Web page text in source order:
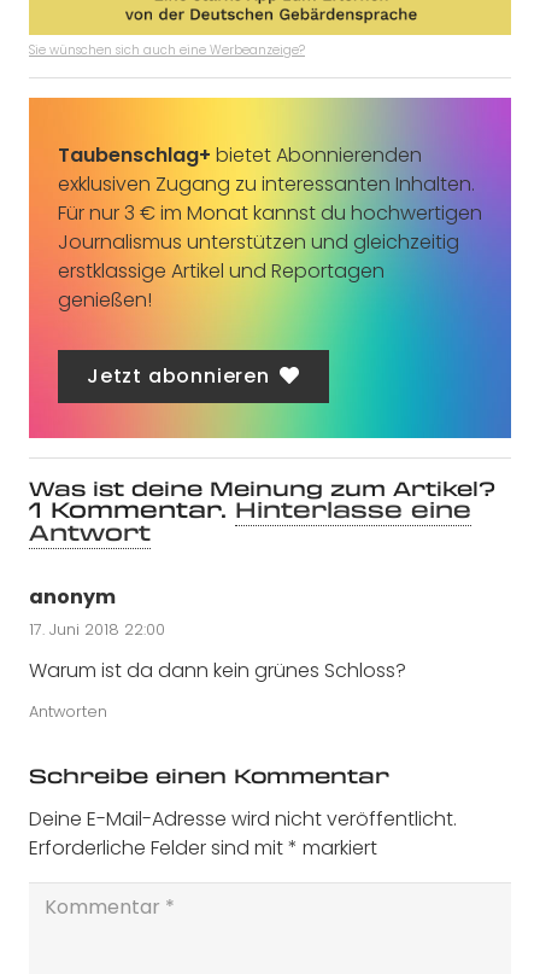
Sie wünschen sich auch eine Werbeanzeige?
Taubenschlag+ bietet Abonnierenden
exklusiven Zugang zu interessanten Inhalten.
Für nur 3 € im Monat kannst du hochwertigen
Journalismus unterstützen und gleichzeitig
erstklassige Artikel und Reportagen
genießen!
Jetzt abonnieren
Was ist deine Meinung zum Artikel?
1 Kommentar. Hinterlasse eine
Antwort
anonym
17. Juni 2018 22:00
Warum ist da dann kein grünes Schloss?
Antworten
Schreibe einen Kommentar
Deine E-Mail-Adresse wird nicht veröffentlicht.
Erforderliche Felder sind mit* markiert